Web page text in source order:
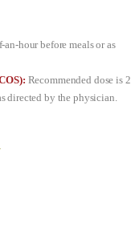
hour before meals or as
Recommended dose is 2
directed by the physician.